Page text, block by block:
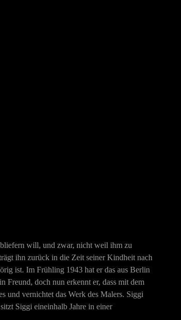
will, und zwar, nicht weil ihm zu
ihn zurück in die Zeit seiner Kindheit nach
ist. Im Frühling 1943 hat er das aus Berlin
Freund, doch nun erkennt er, dass mit dem
und vernichtet das Werk des Malers. Siggi
Siggi eineinhalb Jahre in einer